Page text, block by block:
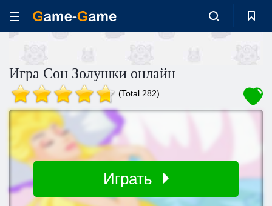
Игра Сон Золушки онлайн
(Total 282)
Играть